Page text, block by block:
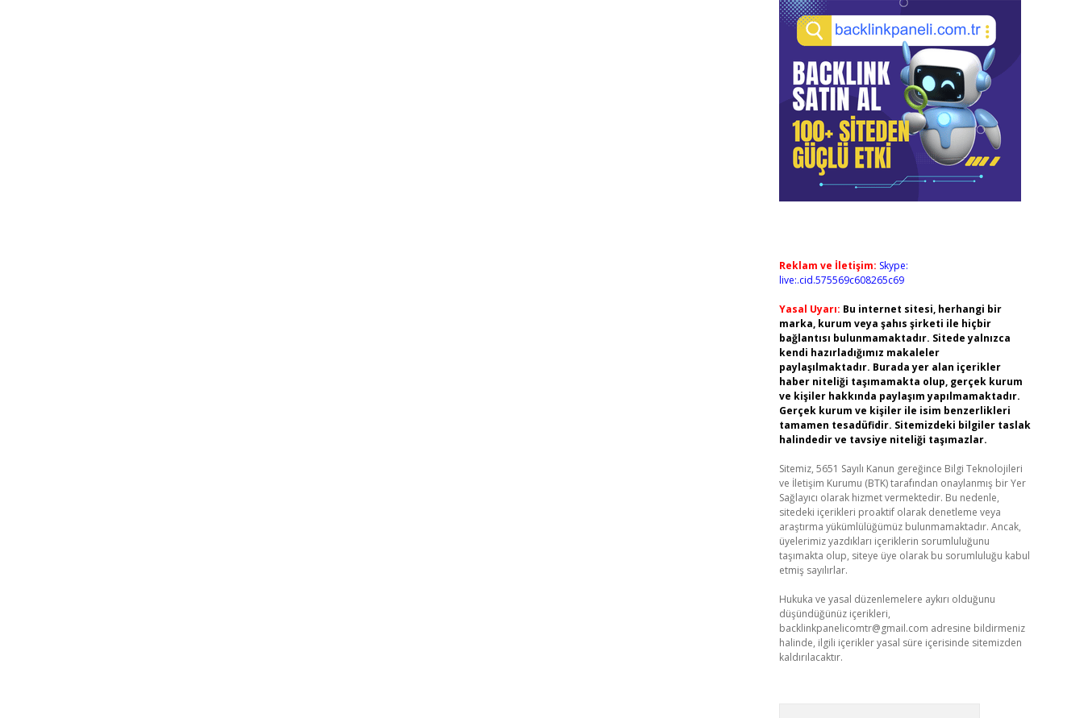
Reklam ve İletişim: Skype:
live:.cid.575569c608265c69
Yasal Uyarı: Bu internet sitesi, herhangi bir
marka, kurum veya şahıs şirketi ile hiçbir
bağlantısı bulunmamaktadır. Sitede yalnızca
kendi hazırladığımız makaleler
paylaşılmaktadır. Burada yer alan içerikler
haber niteliği taşımamakta olup, gerçek kurum
ve kişiler hakkında paylaşım yapılmamaktadır.
Gerçek kurum ve kişiler ile isim benzerlikleri
tamamen tesadüfidir. Sitemizdeki bilgiler taslak
halindedir ve tavsiye niteliği taşımazlar.
Sitemiz, 5651 Sayılı Kanun gereğince Bilgi Teknolojileri
ve İletişim Kurumu (BTK) tarafından onaylanmış bir Yer
Sağlayıcı olarak hizmet vermektedir. Bu nedenle,
sitedeki içerikleri proaktif olarak denetleme veya
araştırma yükümlülüğümüz bulunmamaktadır. Ancak,
üyelerimiz yazdıkları içeriklerin sorumluluğunu
taşımakta olup, siteye üye olarak bu sorumluluğu kabul
etmiş sayılırlar.
Hukuka ve yasal düzenlemelere aykırı olduğunu
düşündüğünüz içerikleri,
backlinkpanelicomtr@gmail.com adresine bildirmeniz
halinde, ilgili içerikler yasal süre içerisinde sitemizden
kaldırılacaktır.